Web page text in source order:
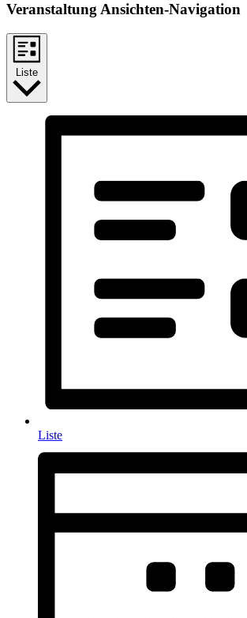
Veranstaltung Ansichten-Navigation
Liste
Liste